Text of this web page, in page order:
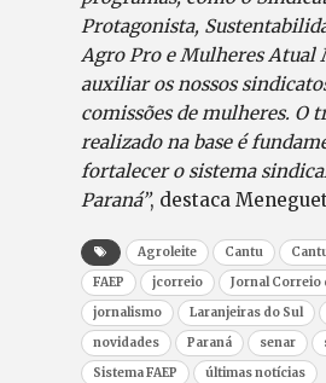
Protagonista,
Agro Pro e Mulheres Atual
auxiliar os nossos
comissões de mulheres. O
realizado na base é
fortalecer o sistema
Paraná”, destaca
Agroleite Cantu
FAEP
jcorreio
Jornal Correio
jornalismo
Laranjeiras do Sul
novidades
Paraná senar
Sistema FAEP
últimas notícias